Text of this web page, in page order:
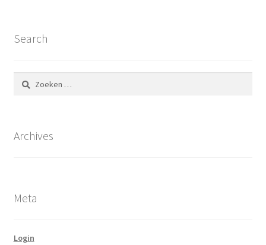
Search
Zoeken
naar:
Archives
Meta
Login